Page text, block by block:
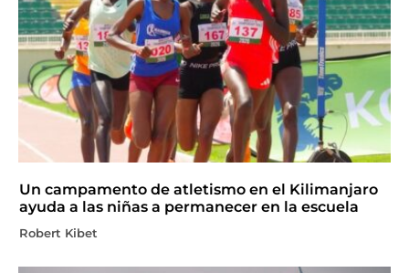
Un campamento de atletismo en el Kilimanjaro
ayuda a las niñas a permanecer en la escuela
Robert Kibet